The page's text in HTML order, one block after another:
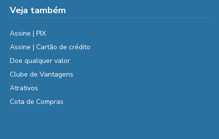
Veja também
Assine | PIX
Assine | Cartão de crédito
Doe qualquer valor
Clube de Vantagens
Atrativos
Cota de Compras